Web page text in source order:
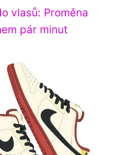
vlasů: Proměna
pár minut